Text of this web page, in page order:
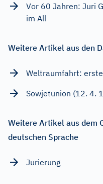
Vor 60 Jahren: Juri
im All
Weitere Artikel aus den
Weltraumfahrt:
Sowjetunion (12. 4.
Weitere Artikel aus dem
deutschen Sprache
Jurierung